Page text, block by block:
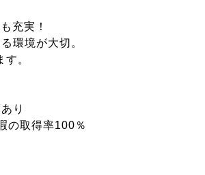
充実！
環境が大切。
。
り
の取得率100％